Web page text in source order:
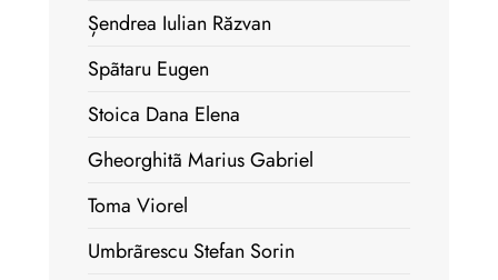
Șendrea Iulian Răzvan
Spãtaru Eugen
Stoica Dana Elena
Gheorghitã Marius Gabriel
Toma Viorel
Umbrãrescu Stefan Sorin